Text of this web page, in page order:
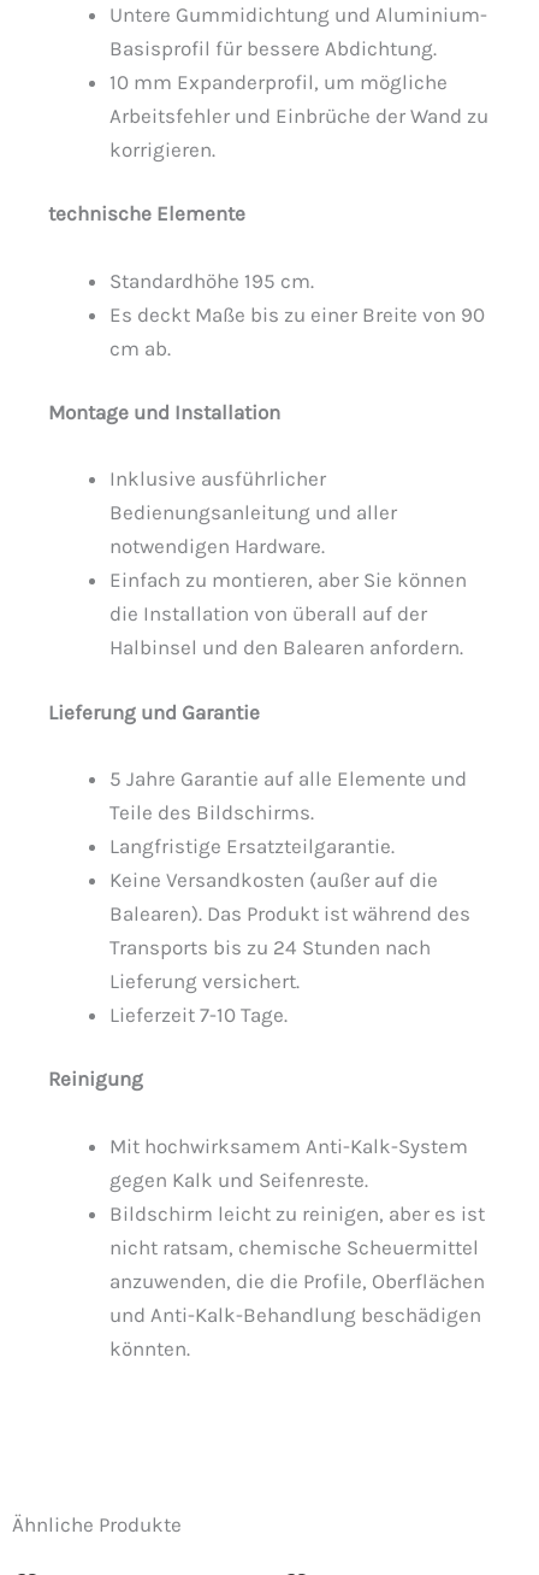
Untere Gummidichtung und Aluminium-
Basisprofil für bessere Abdichtung.
10 mm Expanderprofil, um mögliche
Arbeitsfehler und Einbrüche der Wand zu
korrigieren.
technische Elemente
Standardhöhe 195 cm.
Es deckt Maße bis zu einer Breite von 90
cm ab.
Montage und Installation
Inklusive ausführlicher
Bedienungsanleitung und aller
notwendigen Hardware.
Einfach zu montieren, aber Sie können
die Installation von überall auf der
Halbinsel und den Balearen anfordern.
Lieferung und Garantie
5 Jahre Garantie auf alle Elemente und
Teile des Bildschirms.
Langfristige Ersatzteilgarantie.
Keine Versandkosten (außer auf die
Balearen). Das Produkt ist während des
Transports bis zu 24 Stunden nach
Lieferung versichert.
Lieferzeit 7-10 Tage.
Reinigung
Mit hochwirksamem Anti-Kalk-System
gegen Kalk und Seifenreste.
Bildschirm leicht zu reinigen, aber es ist
nicht ratsam, chemische Scheuermittel
anzuwenden, die die Profile, Oberflächen
und Anti-Kalk-Behandlung beschädigen
könnten.
Ähnliche Produkte